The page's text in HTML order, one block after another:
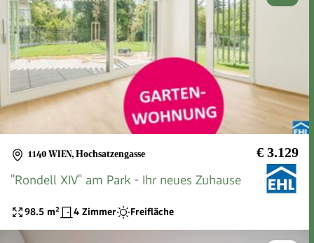
1140 WIEN, Hochsatzengasse € 3.129
"Rondell XIV" am Park - Ihr neues Zuhause
98.5 m² 4 Zimmer Freifläche